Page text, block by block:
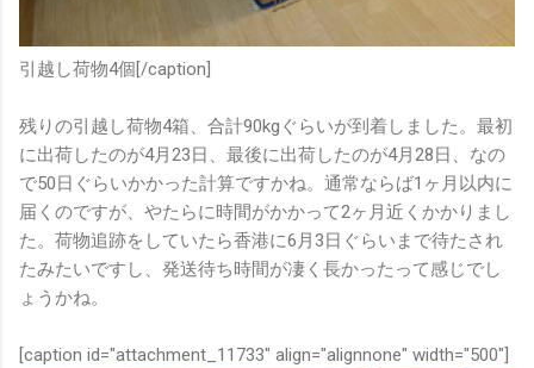
引越し荷物4個[/caption]
残りの引越し荷物4箱、合計90kgぐらいが到着しました。最初
に出荷したのが4月23日、最後に出荷したのが4月28日、なの
で50日ぐらいかかった計算ですかね。通常ならば1ヶ月以内に
届くのですが、やたらに時間がかかって2ヶ月近くかかりまし
た。荷物追跡をしていたら香港に6月3日ぐらいまで待たされ
たみたいですし、発送待ち時間が凄く長かったって感じでし
ょうかね。
[caption id="attachment_11733" align="alignnone" width="500"]